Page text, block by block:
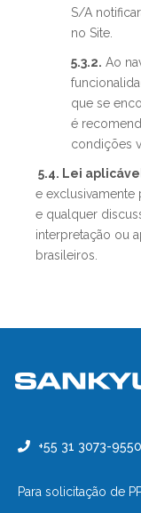
S/A
no Site.
5.3.2. Ao
que se
é
condições
5.4. Lei
e exclusivamente
e qualquer
interpretação ou
brasileiros.
+55 31 3073-9550
Para solicitação de